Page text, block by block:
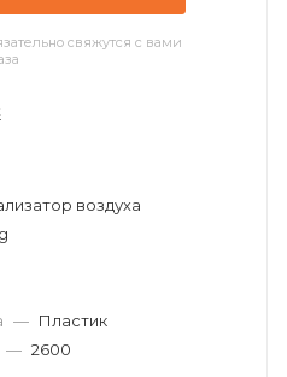
свяжутся с вами
воздуха
— Пластик
— 2600